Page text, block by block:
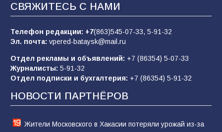
«Слухами Москву не возьмёшь»: почему
заявления Киева о мобилизации — это
отчаяние, а не разведка
83 02.08.2026
Батайчане вышли в финал Всероссийского
конкурса «Большая перемена»
61 04.08.2026
СВЯЖИТЕСЬ С НАМИ
Телефон редакции: +7(863)545-07-33, 5-91-32
Эл. почта: vpered-bataysk@mail.ru
Отдел рекламы и объявлений: +7 (86354) 5-07-33
Журналисты: 5-91-32
Отдел подписки и бухгалтерия: +7 (86354) 5-91-32
НОВОСТИ ПАРТНЁРОВ
Жители Московского в Хакасии потеряли урожай из-за